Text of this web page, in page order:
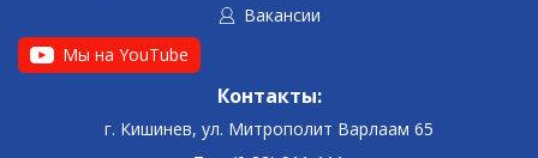
Вакансии
Мы на YouTube
Контакты:
г. Кишинев, ул. Митрополит Варлаам 65